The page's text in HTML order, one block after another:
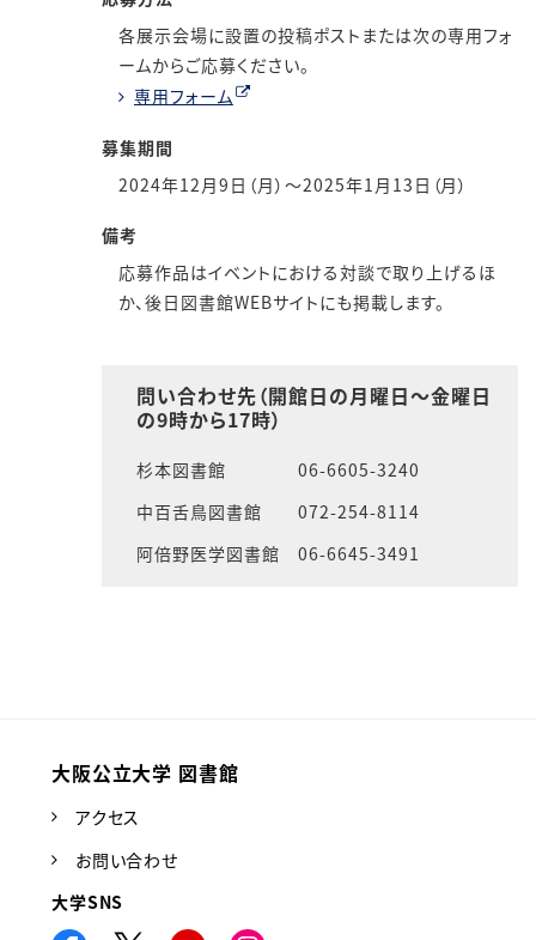
各展示会場に設置の投稿ポストまたは次の専用フォ
ームからご応募ください。
専用フォーム
募集期間
2024年12月9日（月）～2025年1月13日（月）
備考
応募作品はイベントにおける対談で取り上げるほ
か、後日図書館WEBサイトにも掲載します。
問い合わせ先（開館日の月曜日～金曜日
の9時から17時）
杉本図書館 06-6605-3240
中百舌鳥図書館 072-254-8114
阿倍野医学図書館 06-6645-3491
大阪公立大学 図書館
アクセス
お問い合わせ
大学SNS